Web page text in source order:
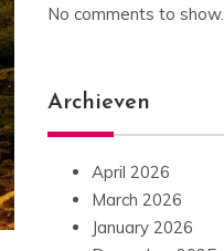
No comments to show.
Archieven
April 2026
March 2026
January 2026